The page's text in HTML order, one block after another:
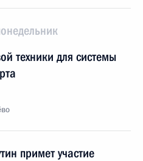
техники для системы
примет участие